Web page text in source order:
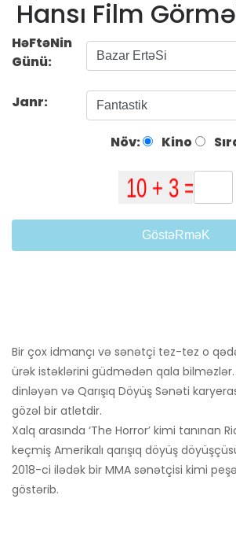
Hansı Film
HəFtəNin
Günü:
Janr:
Növ: Kino
GöstəRməK
Bir çox idmançı və sənətçi tez-tez o
ürək istəklərini güdmədən qala bilməzlər.
dinləyən və Qarışıq Döyüş Sənəti
gözəl bir atletdir.
Xalq arasında ‘The Horror’ kimi tanınan
keçmiş Amerikalı qarışıq döyüş
2018-ci ilədək bir MMA sənətçisi kimi
göstərib.